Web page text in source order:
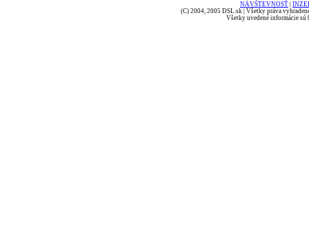
NÁVŠTEVNOSŤ
(C) 2004, 2005 DSL.sk | Všetky práva
Všetky uvedené informácie sú